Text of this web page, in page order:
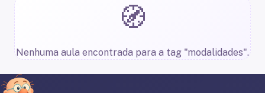
🧭
Nenhuma aula encontrada para a tag "modalidades".